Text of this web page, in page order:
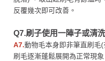
反覆幾次即可改善。
Q7.刷子使用一陣子或清
A7.動物毛本身即非筆直刷毛
刷毛逐漸蓬鬆展開為正常現